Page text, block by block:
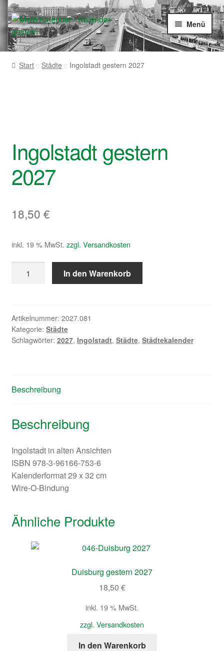
Zur
Navigation
springen
Zum
Inhalt
springen
Menü
Startseite
Start Städte Ingolstadt gestern 2027
Ingolstadt gestern
2027
18,50 €
inkl. 19 % MwSt. zzgl. Versandkosten
gestern
In den Warenkorb
Artikelnummer: 2027.081
Kategorie: Städte
Schlagwörter: 2027, Ingolstadt, Städte, Städtekalender
Beschreibung
Beschreibung
Ingolstadt in alten Ansichten
ISBN 978-3-96166-753-6
Kalenderformat 29 x 32 cm
Wire-O-Bindung
Ähnliche Produkte
Duisburg gestern 2027
18,50 €
inkl. 19 % MwSt.
zzgl. Versandkosten
In den Warenkorb